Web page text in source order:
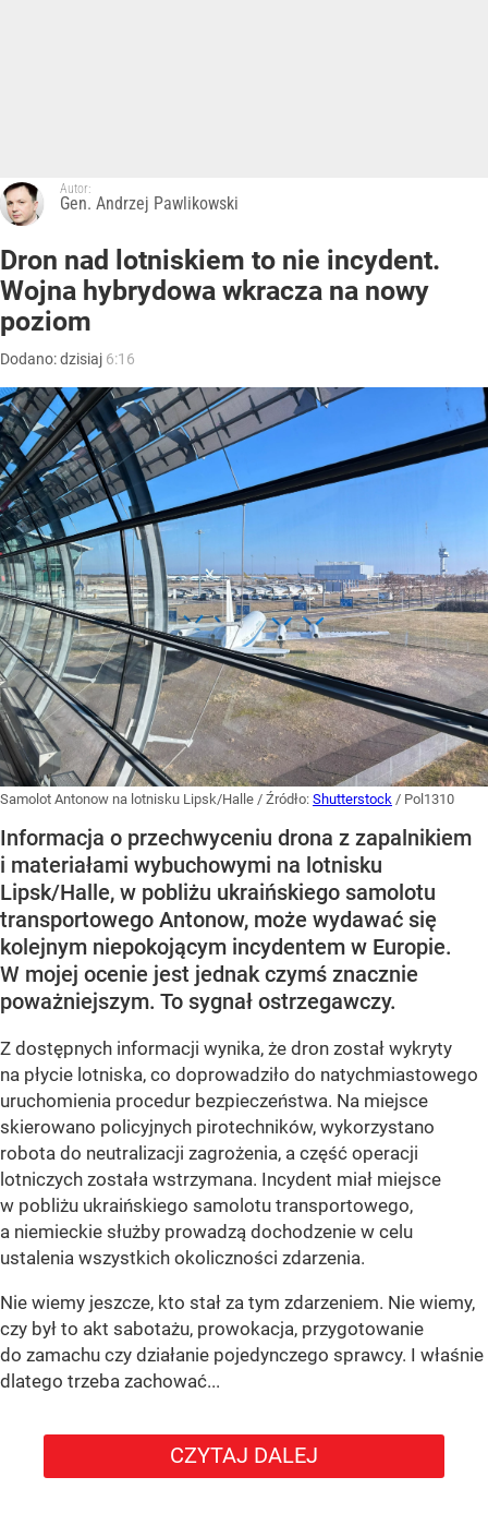
Autor:
Gen. Andrzej Pawlikowski
Dron nad lotniskiem to nie incydent.
Wojna hybrydowa wkracza na nowy
poziom
Dodano:dzisiaj 6:16
Samolot Antonow na lotnisku Lipsk/Halle / Źródło: Shutterstock / Pol1310
Informacja o przechwyceniu drona z zapalnikiem
i materiałami wybuchowymi na lotnisku
Lipsk/Halle, w pobliżu ukraińskiego samolotu
transportowego Antonow, może wydawać się
kolejnym niepokojącym incydentem w Europie.
W mojej ocenie jest jednak czymś znacznie
poważniejszym. To sygnał ostrzegawczy.
Z dostępnych informacji wynika, że dron został wykryty
na płycie lotniska, co doprowadziło do natychmiastowego
uruchomienia procedur bezpieczeństwa. Na miejsce
skierowano policyjnych pirotechników, wykorzystano
robota do neutralizacji zagrożenia, a część operacji
lotniczych została wstrzymana. Incydent miał miejsce
w pobliżu ukraińskiego samolotu transportowego,
a niemieckie służby prowadzą dochodzenie w celu
ustalenia wszystkich okoliczności zdarzenia.
Nie wiemy jeszcze, kto stał za tym zdarzeniem. Nie wiemy,
czy był to akt sabotażu, prowokacja, przygotowanie
do zamachu czy działanie pojedynczego sprawcy. I właśnie
dlatego trzeba zachować...
CZYTAJ DALEJ